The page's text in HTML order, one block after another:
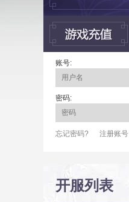
账号:
密码:
忘记密码? 注册账号
开服列表